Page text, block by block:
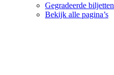
Gegradeerde biljetten
Bekijk alle pagina’s